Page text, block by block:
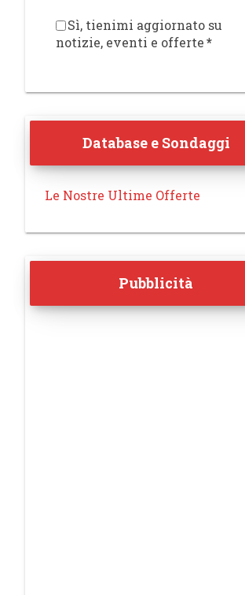
Sì, tienimi aggiornato su
notizie, eventi e offerte*
Database e Sondaggi
Le Nostre Ultime Offerte
Pubblicità